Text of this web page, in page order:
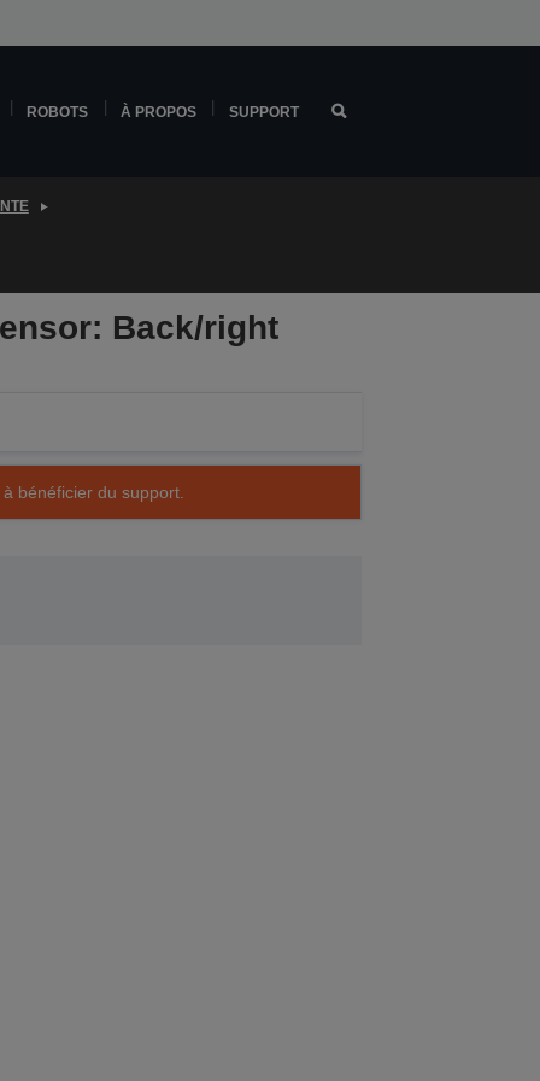
ROBOTS À PROPOS SUPPORT
Back/right
bénéficier du support.